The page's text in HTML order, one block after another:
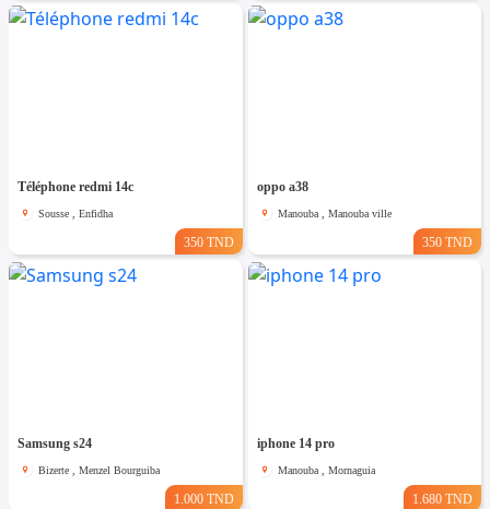
Téléphone redmi 14c
Sousse , Enfidha
350 TND
oppo a38
Manouba , Manouba ville
350 TND
Samsung s24
Bizerte , Menzel Bourguiba
1.000 TND
iphone 14 pro
Manouba , Mornaguia
1.680 TND